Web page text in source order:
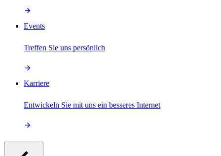
Events
Treffen Sie uns persönlich
Karriere
Entwickeln Sie mit uns ein besseres Internet